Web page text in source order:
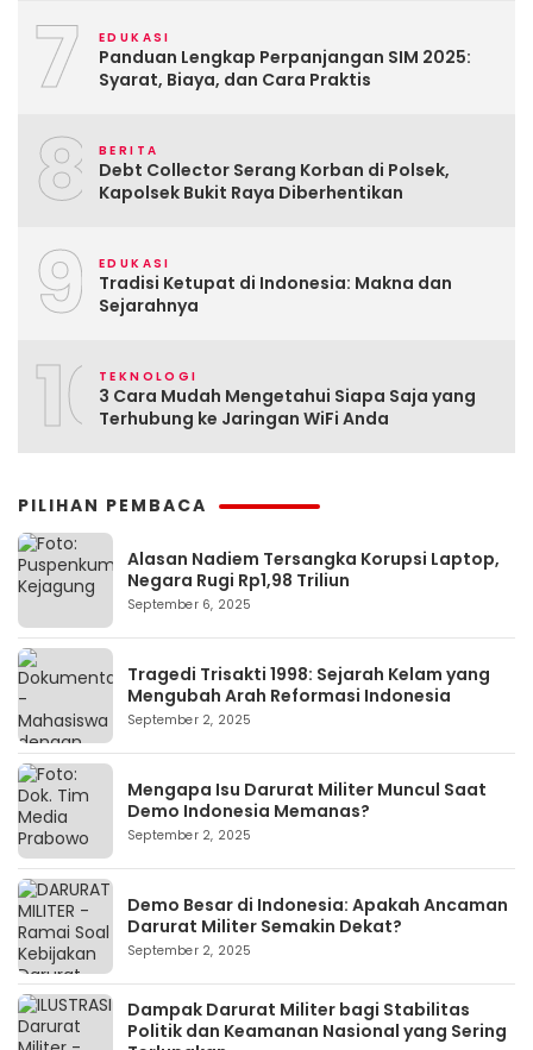
7 EDUKASI
Panduan Lengkap Perpanjangan SIM 2025:
Syarat, Biaya, dan Cara Praktis
8 BERITA
Debt Collector Serang Korban di Polsek,
Kapolsek Bukit Raya Diberhentikan
9 EDUKASI
Tradisi Ketupat di Indonesia: Makna dan
Sejarahnya
10TEKNOLOGI
3 Cara Mudah Mengetahui Siapa Saja yang
Terhubung ke Jaringan WiFi Anda
PILIHAN PEMBACA
Alasan Nadiem Tersangka Korupsi Laptop,
Negara Rugi Rp1,98 Triliun
September 6, 2025
Tragedi Trisakti 1998: Sejarah Kelam yang
Mengubah Arah Reformasi Indonesia
September 2, 2025
Mengapa Isu Darurat Militer Muncul Saat
Demo Indonesia Memanas?
September 2, 2025
Demo Besar di Indonesia: Apakah Ancaman
Darurat Militer Semakin Dekat?
September 2, 2025
Dampak Darurat Militer bagi Stabilitas
Politik dan Keamanan Nasional yang Sering